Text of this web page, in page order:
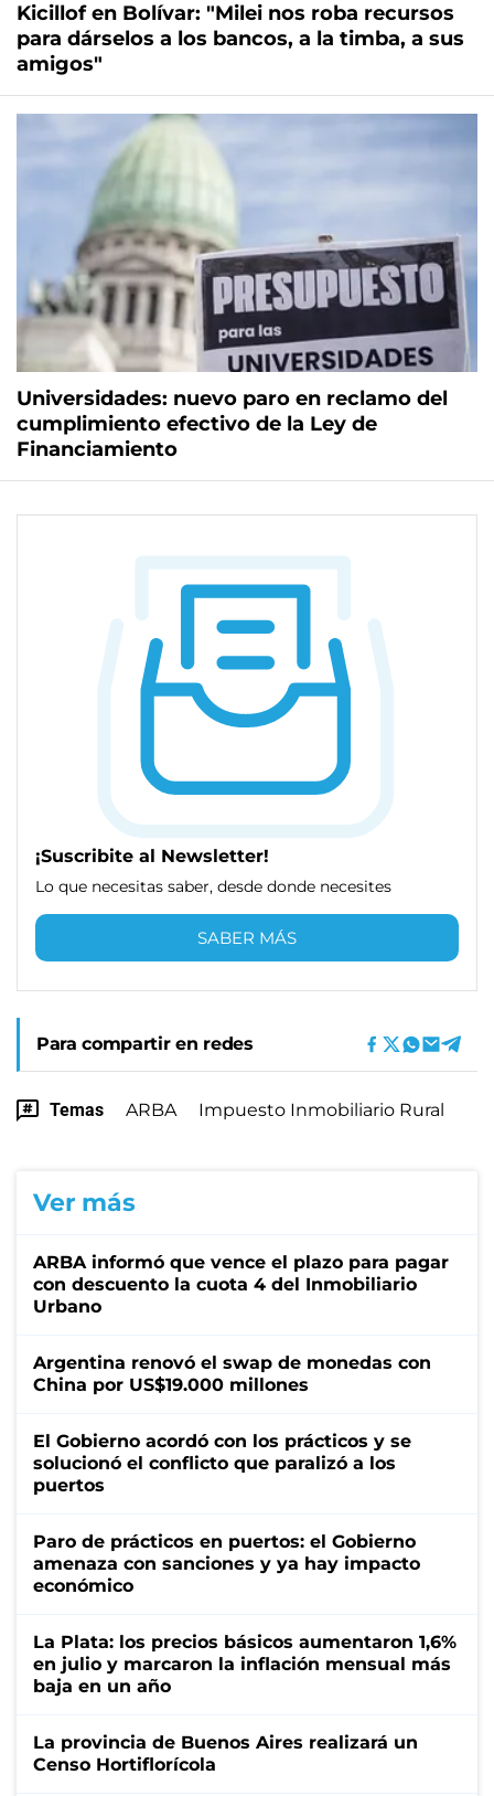
Kicillof en Bolívar: "Milei nos roba recursos
para dárselos a los bancos, a la timba, a sus
amigos"
Universidades: nuevo paro en reclamo del
cumplimiento efectivo de la Ley de
Financiamiento
¡Suscribite al Newsletter!
Lo que necesitas saber, desde donde necesites
SABER MÁS
Para compartir en redes
Temas ARBA Impuesto Inmobiliario Rural
Ver más
ARBA informó que vence el plazo para pagar
con descuento la cuota 4 del Inmobiliario
Urbano
Argentina renovó el swap de monedas con
China por US$19.000 millones
El Gobierno acordó con los prácticos y se
solucionó el conflicto que paralizó a los
puertos
Paro de prácticos en puertos: el Gobierno
amenaza con sanciones y ya hay impacto
económico
La Plata: los precios básicos aumentaron 1,6%
en julio y marcaron la inflación mensual más
baja en un año
La provincia de Buenos Aires realizará un
Censo Hortiflorícola